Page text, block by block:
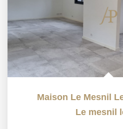
Maison Le Mesnil
Le mesnil